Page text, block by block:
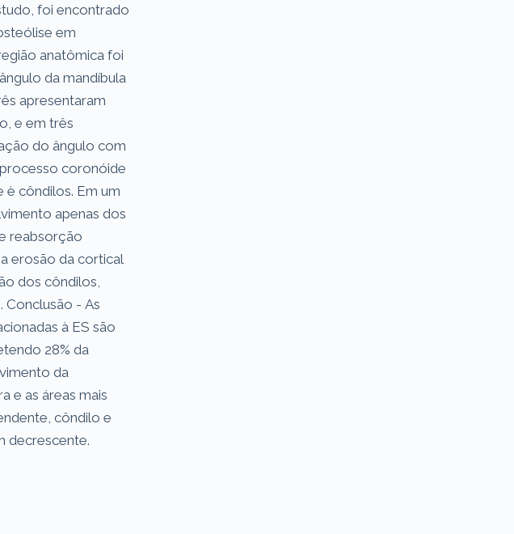
em
anatômica foi
da mandíbula
apresentaram
e em três
do ângulo com
coronóide
è côndilos. Em um
apenas dos
reabsorção
erosão da cortical
dos côndilos,
Conclusão - As
à ES são
28% da
da
e as áreas mais
côndilo e
em ordem decrescente.